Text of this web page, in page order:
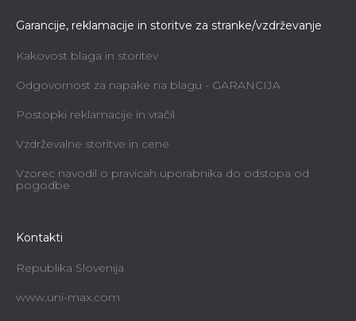
Garancije, reklamacije in storitve za stranke/vzdrževanje
Kakovost blaga in storitev
Odgovornost za napake na blagu - GARANCIJA
Postopki reklamacije in vračil
Vzdrževalne storitve in cene
Vzorec navodil o pravicah uporabnika do odstopa od
pogodbe
Kontakti
Republika Slovenija
www.uni-max.com